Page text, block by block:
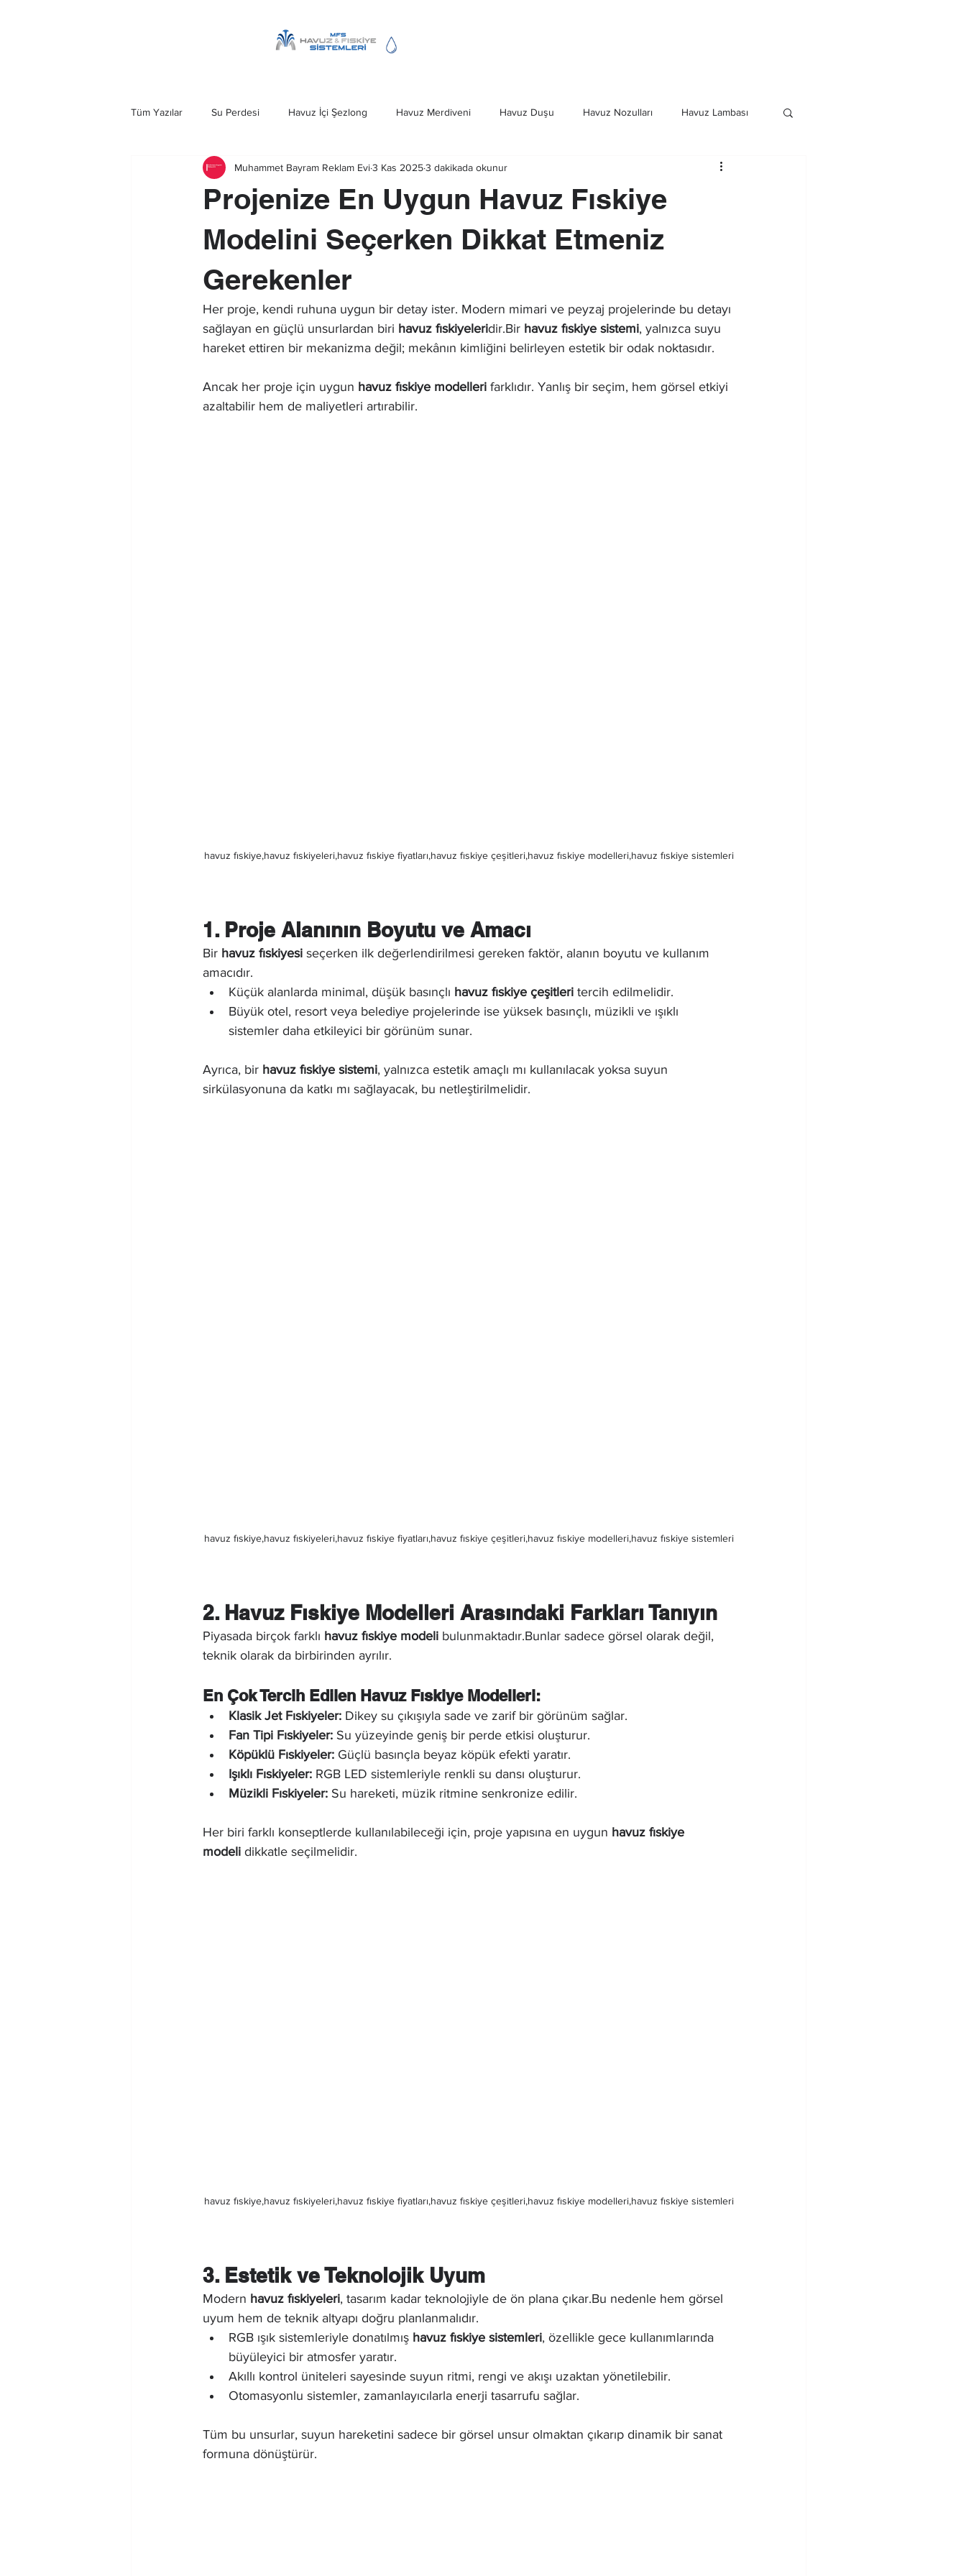
Tüm Yazılar Su Perdesi Havuz İçi Şezlong Havuz Merdiveni Havuz Duşu Havuz Nozulları Havuz Lambası
Havuz Şelalesi Kobra Şelale Deniz Merdivenleri Havuz Kapağı
Ankara Su Perdesi Havuz Merdiveni Ankara Havuz Fıskiye Sistemleri
Projenize En Uygun Havuz Fıskiye
Modelini Seçerken Dikkat Etmeniz
Gerekenler
Muhammet Bayram Reklam Evi3 Kas 20253 dakikada okunur
Her proje, kendi ruhuna uygun bir detay ister. Modern mimari ve peyzaj projelerinde bu detayı
sağlayan en güçlü unsurlardan biri havuz fıskiyeleridir.Bir havuz fıskiye sistemi, yalnızca suyu
hareket ettiren bir mekanizma değil; mekânın kimliğini belirleyen estetik bir odak noktasıdır.
Ancak her proje için uygun havuz fıskiye modelleri farklıdır. Yanlış bir seçim, hem görsel etkiyi
azaltabilir hem de maliyetleri artırabilir.
havuz fıskiye,havuz fıskiyeleri,havuz fıskiye fiyatları,havuz fıskiye çeşitleri,havuz fıskiye modelleri,havuz fıskiye sistemleri
1. Proje Alanının Boyutu ve Amacı
Bir havuz fıskiyesi seçerken ilk değerlendirilmesi gereken faktör, alanın boyutu ve kullanım
amacıdır.
Küçük alanlarda minimal, düşük basınçlı havuz fıskiye çeşitleri tercih edilmelidir.
Büyük otel, resort veya belediye projelerinde ise yüksek basınçlı, müzikli ve ışıklı
sistemler daha etkileyici bir görünüm sunar.
Ayrıca, bir havuz fıskiye sistemi, yalnızca estetik amaçlı mı kullanılacak yoksa suyun
sirkülasyonuna da katkı mı sağlayacak, bu netleştirilmelidir.
havuz fıskiye,havuz fıskiyeleri,havuz fıskiye fiyatları,havuz fıskiye çeşitleri,havuz fıskiye modelleri,havuz fıskiye sistemleri
2. Havuz Fıskiye Modelleri Arasındaki Farkları Tanıyın
Piyasada birçok farklı havuz fıskiye modeli bulunmaktadır.Bunlar sadece görsel olarak değil,
teknik olarak da birbirinden ayrılır.
En Çok Tercih Edilen Havuz Fıskiye Modelleri:
Klasik Jet Fıskiyeler: Dikey su çıkışıyla sade ve zarif bir görünüm sağlar.
Fan Tipi Fıskiyeler: Su yüzeyinde geniş bir perde etkisi oluşturur.
Köpüklü Fıskiyeler: Güçlü basınçla beyaz köpük efekti yaratır.
Işıklı Fıskiyeler: RGB LED sistemleriyle renkli su dansı oluşturur.
Müzikli Fıskiyeler: Su hareketi, müzik ritmine senkronize edilir.
Her biri farklı konseptlerde kullanılabileceği için, proje yapısına en uygun havuz fıskiye
modeli dikkatle seçilmelidir.
havuz fıskiye,havuz fıskiyeleri,havuz fıskiye fiyatları,havuz fıskiye çeşitleri,havuz fıskiye modelleri,havuz fıskiye sistemleri
3. Estetik ve Teknolojik Uyum
Modern havuz fıskiyeleri, tasarım kadar teknolojiyle de ön plana çıkar.Bu nedenle hem görsel
uyum hem de teknik altyapı doğru planlanmalıdır.
RGB ışık sistemleriyle donatılmış havuz fıskiye sistemleri, özellikle gece kullanımlarında
büyüleyici bir atmosfer yaratır.
Akıllı kontrol üniteleri sayesinde suyun ritmi, rengi ve akışı uzaktan yönetilebilir.
Otomasyonlu sistemler, zamanlayıcılarla enerji tasarrufu sağlar.
Tüm bu unsurlar, suyun hareketini sadece bir görsel unsur olmaktan çıkarıp dinamik bir sanat
formuna dönüştürür.